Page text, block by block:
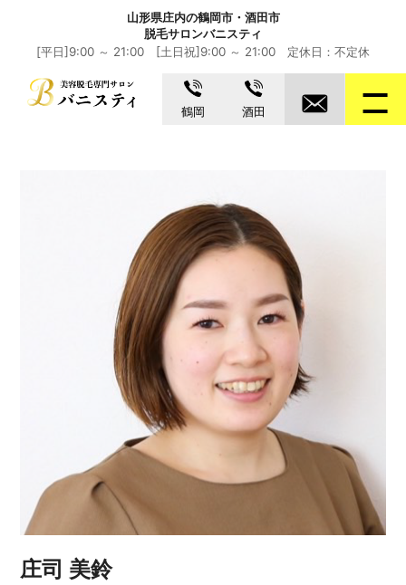
山形県庄内の鶴岡市・酒田市
脱毛サロンバニスティ
[平日]9:00 ～ 21:00 [土日祝]9:00 ～ 21:00 定休日：不定休
鶴岡 酒田
庄司 美鈴